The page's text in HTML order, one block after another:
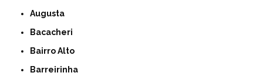
Augusta
Bacacheri
Bairro Alto
Barreirinha